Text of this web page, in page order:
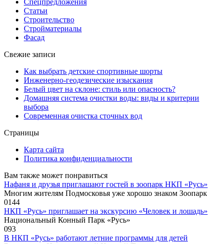
Статьи
Строительство
Стройматериалы
Фасад
Свежие записи
Как выбрать детские спортивные шорты
Инженерно-геодезические изыскания
Белый цвет на склоне: стиль или опасность?
Домашняя система очистки воды: виды и критерии
выбора
Современная очистка сточных вод
Страницы
Карта сайта
Политика конфиденциальности
Вам также может понравиться
Нафаня и друзья приглашают гостей в зоопарк НКП «Русь»
Многим жителям Подмосковья уже хорошо знаком Зоопарк
0144
НКП «Русь» приглашает на экскурсию «Человек и лошадь»
Национальный Конный Парк «Русь»
093
В НКП «Русь» работают летние программы для детей